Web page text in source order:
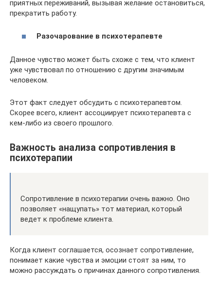
приятных переживаний, вызывая желание остановиться,
прекратить работу.
Разочарование в психотерапевте
Данное чувство может быть схоже с тем, что клиент
уже чувствовал по отношению с другим значимым
человеком.
Этот факт следует обсудить с психотерапевтом.
Скорее всего, клиент ассоциирует психотерапевта с
кем-либо из своего прошлого.
Важность анализа сопротивления в
психотерапии
Сопротивление в психотерапии очень важно. Оно
позволяет «нащупать» тот материал, который
ведет к проблеме клиента.
Когда клиент соглашается, осознает сопротивление,
понимает какие чувства и эмоции стоят за ним, то
можно рассуждать о причинах данного сопротивления.